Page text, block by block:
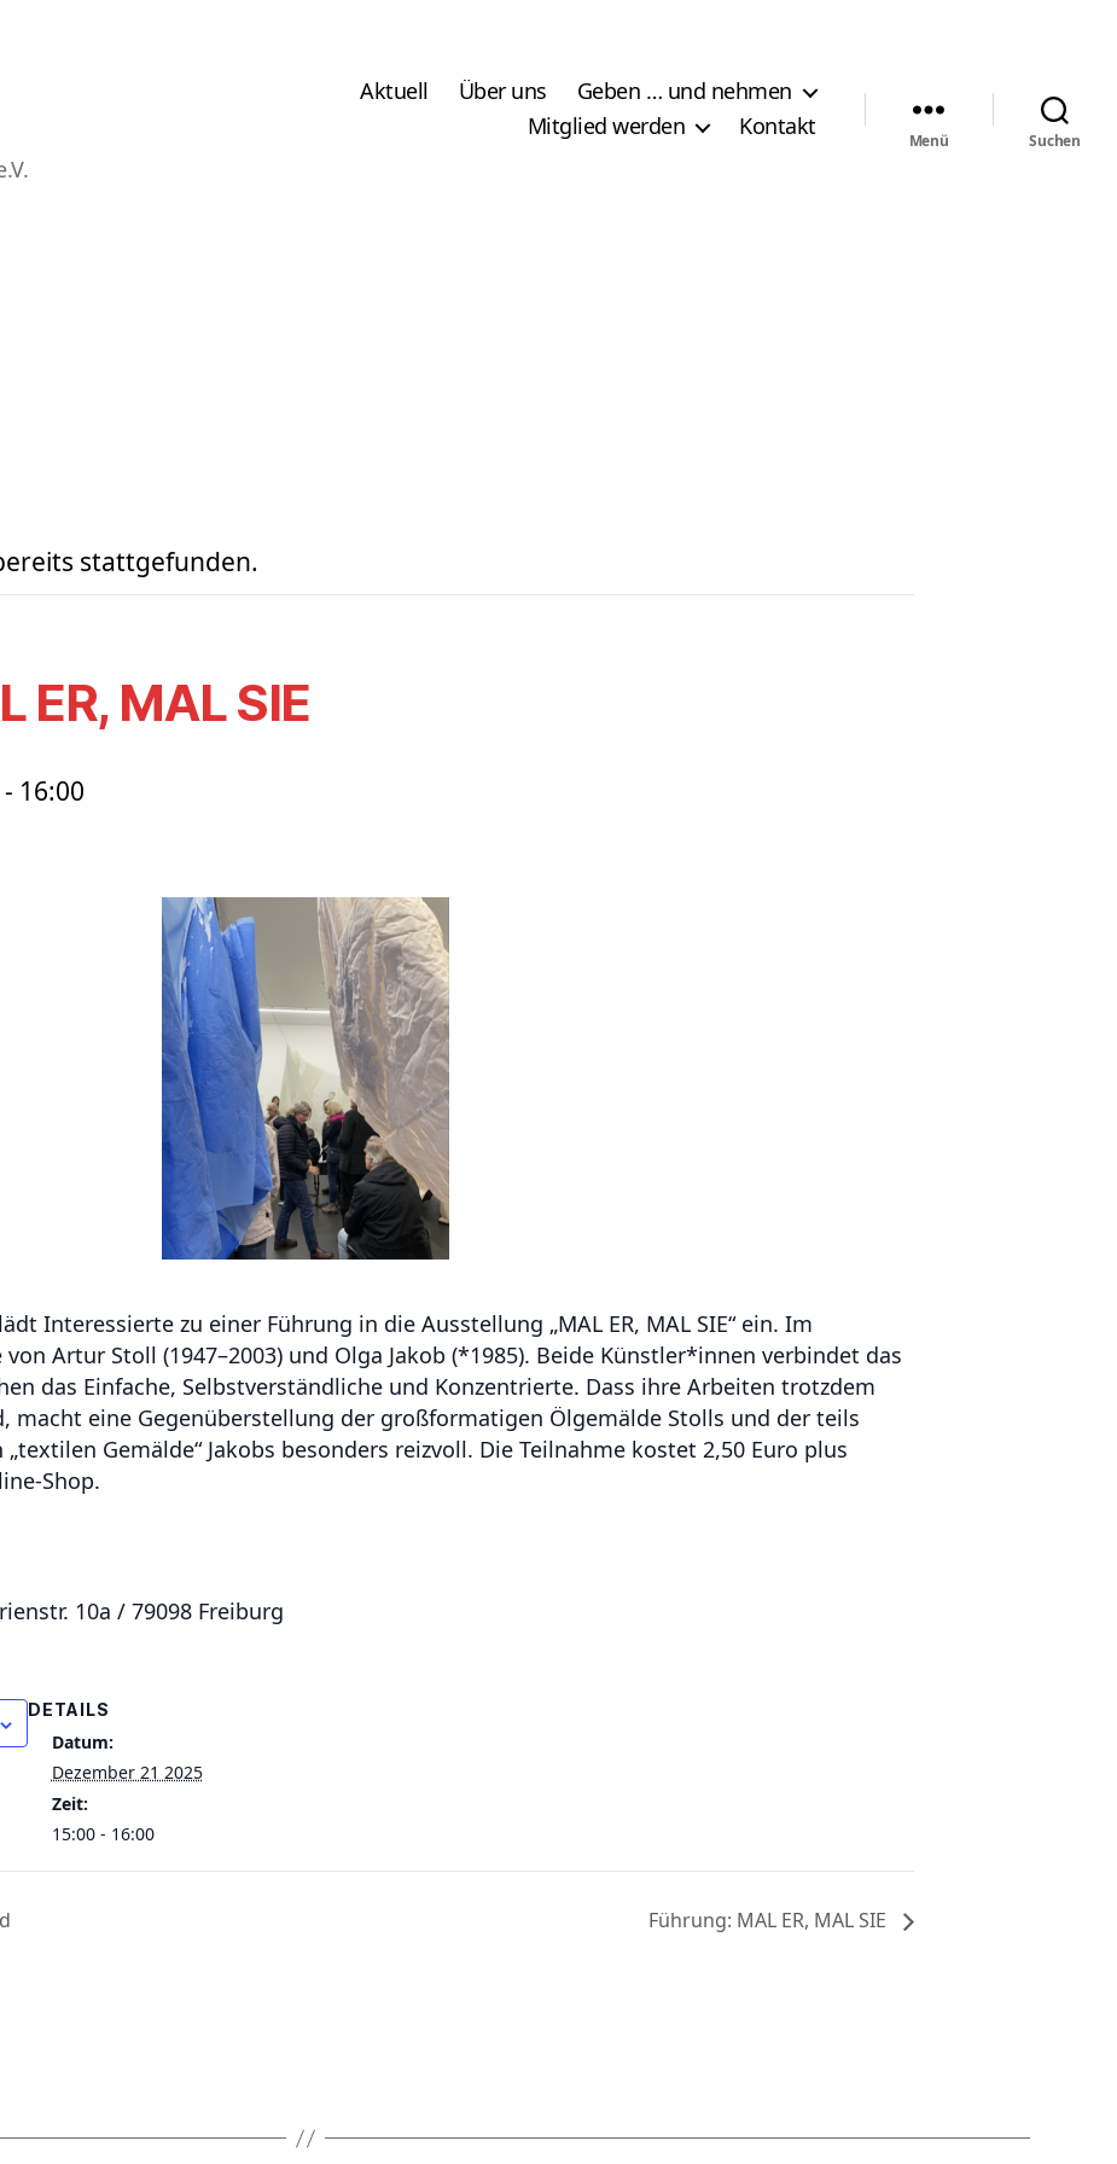
Aktuell Über uns
Geben … und nehmen
Mitglied werden
Kontakt
Menü Suchen
stattgefunden.
ER, MAL SIE
- 16:00
Interessierte zu einer Führung in die Ausstellung „MAL ER, MAL SIE“ ein. Im
Artur Stoll (1947–2003) und Olga Jakob (*1985). Beide Künstler*innen verbindet das
das Einfache, Selbstverständliche und Konzentrierte. Dass ihre Arbeiten trotzdem
macht eine Gegenüberstellung der großformatigen Ölgemälde Stolls und der teils
Gemälde“ Jakobs besonders reizvoll. Die Teilnahme kostet 2,50 Euro plus
Shop.
10a / 79098 Freiburg
DETAILS
Datum:
Dezember 21 2025
Zeit:
15:00 - 16:00
Führung: MAL ER, MAL SIE